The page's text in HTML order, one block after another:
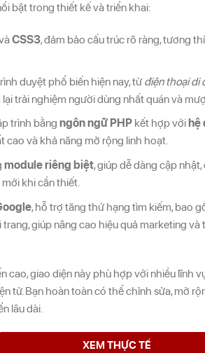
bật trong thiết kế và triển khai:
CSS3, đảm bảo cấu trúc rõ ràng, tương
duyệt phổ biến hiện nay, từ điện thoại di
lại trải nghiệm người dùng nhất quán và
trình bằng ngôn ngữ PHPkết hợp với hệ
cao và khả năng mở rộng linh hoạt.
module riêng biệt, giúp dễ dàng cập nhật,
khi cần thiết.
, hỗ trợ tăng thứ hạng tìm kiếm, bao
giúp nâng cao hiệu quả marketing và
cao, giao diện này phù hợp với nhiều lĩnh
tử. Bạn hoàn toàn có thể chỉnh sửa, mở
lâu dài.
XEM THỰC TẾ